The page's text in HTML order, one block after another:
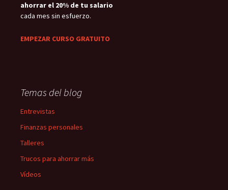
ahorrar el 20% de tu salario
cada mes sin esfuerzo.
EMPEZAR CURSO GRATUITO
Temas del blog
Entrevistas
Finanzas personales
Talleres
Trucos para ahorrar más
Vídeos